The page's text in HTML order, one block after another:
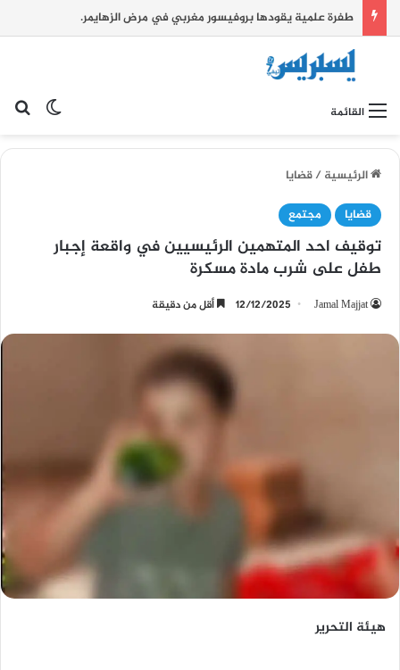
طفرة علمية يقودها بروفيسور مغربي في مرض الزهايمر.
القائمة
الرئيسية/قضايا
قضايا
مجتمع
توقيف احد المتهمين الرئيسيين في واقعة إجبار
طفل على شرب مادة مسكرة
Jamal Majjat
12/12/2025 أقل من دقيقة
هيئة التحرير